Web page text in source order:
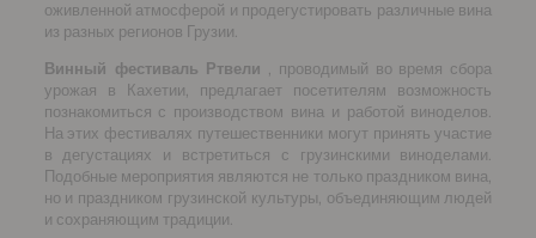
оживленной атмосферой и продегустировать различные вина
из разных регионов Грузии.
Винный фестиваль Ртвели , проводимый во время сбора
урожая в Кахетии, предлагает посетителям возможность
познакомиться с производством вина и работой виноделов.
На этих фестивалях путешественники могут принять участие
в дегустациях и встретиться с грузинскими виноделами.
Подобные мероприятия являются не только праздником вина,
но и праздником грузинской культуры, объединяющим людей
и сохраняющим традиции.